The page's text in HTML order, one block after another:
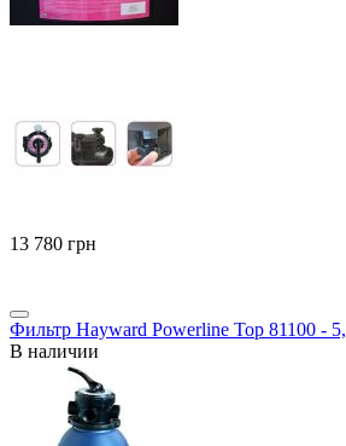
‍13 780‍ грн
Фильтр Hayward Powerline Top 81100 -
В наличии